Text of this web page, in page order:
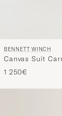
BENNETT WINCH
Canvas Suit
1 250€